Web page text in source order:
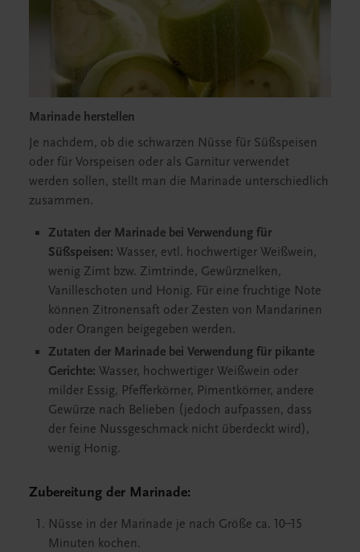
Marinade herstellen
Je nachdem, ob die schwarzen Nüsse für Süßspeisen
oder für Vorspeisen oder als Garnitur verwendet
werden sollen, stellt man die Marinade unterschiedlich
zusammen.
Zutaten der Marinade bei Verwendung für
Süßspeisen: Wasser, evtl. hochwertiger Weißwein,
wenig Zimt bzw. Zimtrinde, Gewürznelken,
Vanilleschoten und Honig. Für eine fruchtige Note
können Zitronensaft oder Zesten von Mandarinen
oder Orangen beigegeben werden.
Zutaten der Marinade bei Verwendung für pikante
Gerichte: Wasser, hochwertiger Weißwein oder
milder Essig, Pfefferkörner, Pimentkörner, andere
Gewürze nach Belieben (jedoch aufpassen, dass
der feine Nussgeschmack nicht überdeckt wird),
wenig Honig.
Zubereitung der Marinade:
Nüsse in der Marinade je nach Größe ca. 10–15
Minuten kochen.